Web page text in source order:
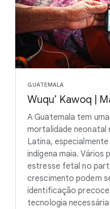
GUATEMALA
Wuqu’ Kawoq |
A Guatemala tem
mortalidade neonatal
Latina,
indígena maia. Vários
estresse fetal no
crescimento podem
identificação
tecnologia